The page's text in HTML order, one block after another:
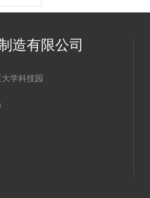
造有限公司
学科技园